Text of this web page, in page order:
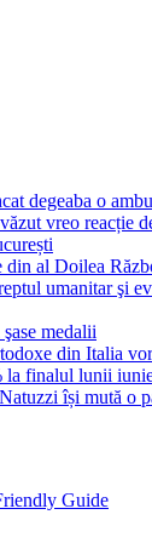
degeaba o
vreo reacție
al Doilea
umanitar şi
medalii
din Italia
la finalul lunii
își mută o
Guide